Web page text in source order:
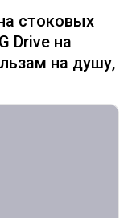
стоковых
Drive на
на душу,